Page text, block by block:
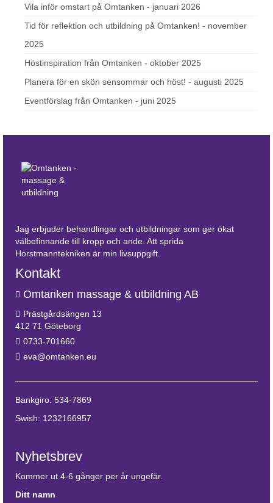
Vila inför omstart på Omtanken - januari 2026
Tid för reflektion och utbildning på Omtanken! - november
2025
Höstinspiration från Omtanken - oktober 2025
Planera för en skön sensommar och höst! - augusti 2025
Eventförslag från Omtanken - juni 2025
Jag erbjuder behandlingar och utbildningar som ger ökat
välbefinnande till kropp och ande. Att sprida
Horstmanntekniken är min livsuppgift.
Kontakt
Omtanken massage & utbildning AB
Prästgårdsängen 13
412 71 Göteborg
0733-701660
eva@omtanken.eu
Bankgiro: 534-7869
Swish: 1232166957
Nyhetsbrev
Kommer ut 4-6 gånger per år ungefär.
Ditt namn